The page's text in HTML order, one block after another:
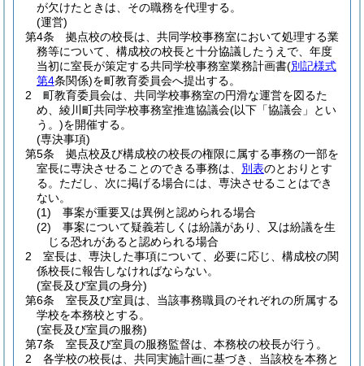
が欠けたときは、その職務を代理する。
(運営)
第4条
拠点校の校長は、共同学校事務室において処理する業
務等について、構成校の校長と十分協議したうえで、年度
当初に室長が策定する共同学校事務室業務計画書(別記様式
第4条関係)を町教育委員会へ提出する。
2
町教育委員会は、共同学校事務室の円滑な運営を図るた
め、綾川町共同学校事務室推進協議会(以下「協議会」とい
う。)を開催する。
(専決事項)
第5条
拠点校及び構成校の校長の権限に属する事務の一部を
室長に専決させることのできる事務は、 別表のとおりとす
る。 ただし、次に掲げる場合には、専決させることはでき
ない。
(1)
事案が重要又は異例と認められる場合
(2)
事案について疑義若しくは紛議があり、又は紛議を生
じる恐れがあると認められる場合
2
室長は、専決した事項について、必要に応じ、構成校の関
係校長に報告しなければならない。
(室長及び室員の身分)
第6条
室長及び室員は、当該事務職員のそれぞれの所属する
学校を本務校とする。
(室長及び室員の服務)
第7条
室長及び室員の服務監督は、本務校の校長が行う。
2
各学校の校長は、共同実施計画に基づき、当該校を本務と